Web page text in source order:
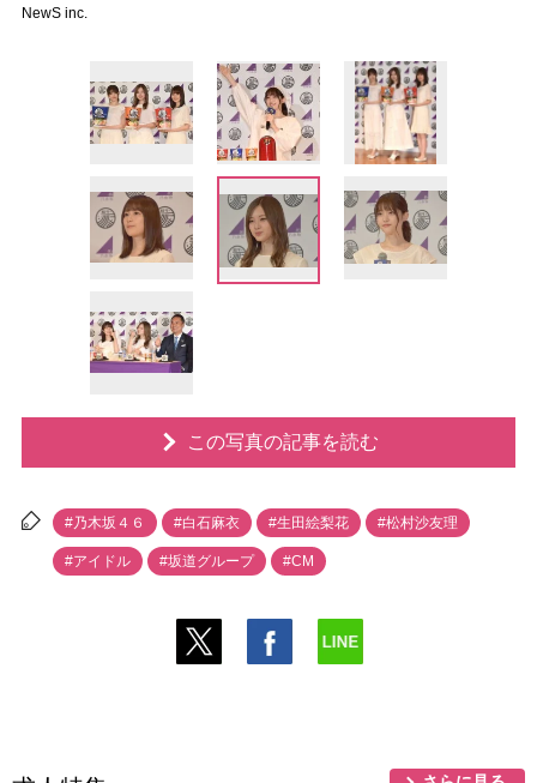
NewS inc.
この写真の記事を読む
#乃木坂４６ #白石麻衣 #生田絵梨花 #松村沙友理
#アイドル #坂道グループ #CM